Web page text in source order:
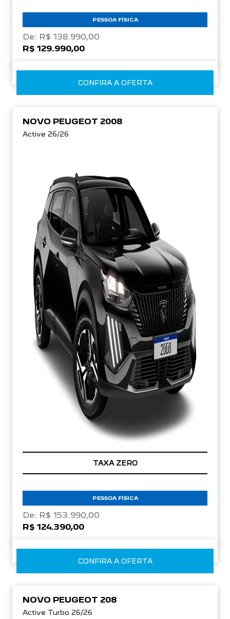
PESSOA FÍSICA
De: R$ 138.990,00
R$ 129.990,00
CONFIRA A OFERTA
NOVO PEUGEOT 2008
Active 26/26
TAXA ZERO
PESSOA FÍSICA
De: R$ 153.990,00
R$ 124.390,00
CONFIRA A OFERTA
NOVO PEUGEOT 208
Active Turbo 26/26